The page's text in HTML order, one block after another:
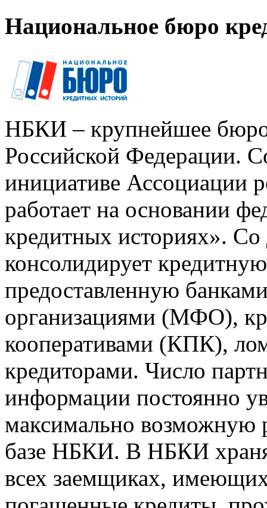
Национальное бюро
НБКИ – крупнейшее
Российской Федерации.
инициативе Ассоциации
работает на основании
кредитных историях».
консолидирует
предоставленную
организациями (МФО),
кооперативами (КПК),
кредиторами. Число
информации постоянно
максимально возможную
базе НБКИ. В НБКИ
всех заемщиках,